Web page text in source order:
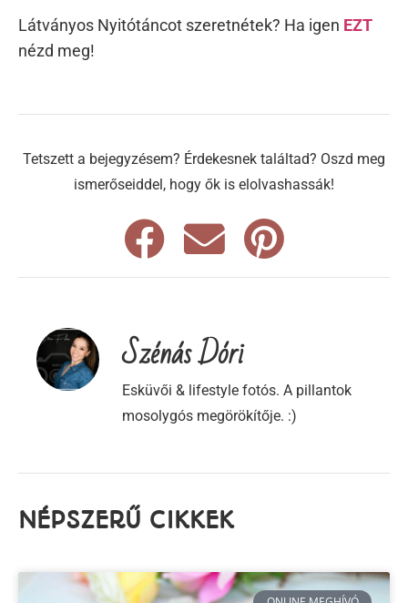
Esküvői fotós Székesfehérvár és az
ország egész területén! Szabad
egyikén!
Látványos Nyitótáncot szeretnétek? Ha igen
Tetszett a bejegyzésem? Érdekesnek találtad? Oszd meg
ismerőseiddel, hogy ők is elolvashassák!